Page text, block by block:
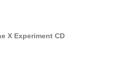
X Experiment CD